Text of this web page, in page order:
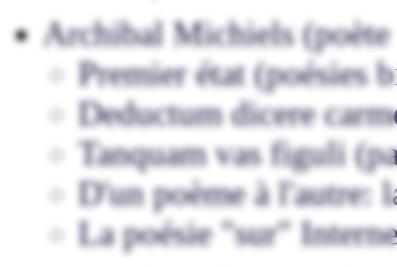
Archibal Michiels
Premier état (poésies
Deductum dicere
Tanquam vas figuli
D'un poème à l'autre:
La poésie "sur"